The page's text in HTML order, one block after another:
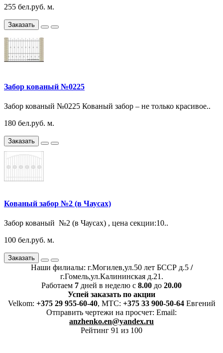
255 бел.руб. м.
Заказать
Забор кованый №0225
Забор кованый №0225 Кованый забор – не только красивое..
180 бел.руб. м.
Заказать
Кованый забор №2 (в Чаусах)
Забор кованый №2 (в Чаусах) , цена секции:10..
100 бел.руб. м.
Заказать
Наши филиалы: г.Могилев,ул.50 лет БССР д.5 /
г.Гомель,ул.Калининская д.21.
Работаем 7 дней в неделю с 8.00 до 20.00
Успей заказать по акции
Velkom: +375 29 955-60-40, MTC: +375 33 900-50-64Евгений
Отправить чертежи на просчет: Email:
anzhenko.en@yandex.ru
Рейтинг 91 из 100